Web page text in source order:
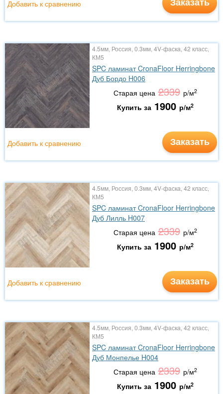
Добавить к сравнению
4.5мм, Россия, 0.3мм, 4V-фаска, 42 класс,
КМ5
SPC ламинат CronaFloor Herringbone
Дуб Бордо H006
Старая цена 2339 р/м2
Купить за 1900 р/м2
Заказать
Добавить к сравнению
4.5мм, Россия, 0.3мм, 4V-фаска, 42 класс,
КМ5
SPC ламинат CronaFloor Herringbone
Дуб Лилль H007
Старая цена 2339 р/м2
Купить за 1900 р/м2
Заказать
Добавить к сравнению
4.5мм, Россия, 0.3мм, 4V-фаска, 42 класс,
КМ5
SPC ламинат CronaFloor Herringbone
Дуб Монпелье H004
Старая цена 2339 р/м2
Купить за 1900 р/м2